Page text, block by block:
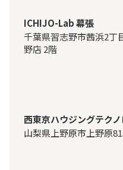
ICHIJO-Lab 幕張
千葉県習志野市茜浜2丁
野店 2階
西東京ハウジングテク
山梨県上野原市上野原